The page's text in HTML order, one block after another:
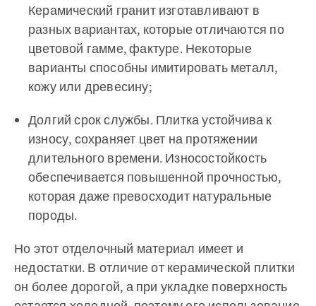
Керамический гранит изготавливают в
разных вариантах, которые отличаются по
цветовой гамме, фактуре. Некоторые
варианты способны имитировать металл,
кожу или древесину;
Долгий срок службы. Плитка устойчива к
износу, сохраняет цвет на протяжении
длительного времени. Износостойкость
обеспечивается повышенной прочностью,
которая даже превосходит натуральные
породы.
Но этот отделочный материал имеет и
недостатки. В отличие от керамической плитки
он более дорогой, а при укладке поверхность